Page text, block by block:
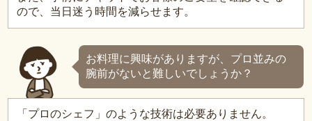
ので、当日迷う時間を減らせます。
お料理に興味がありますが、プロ並みの
腕前がないと難しいでしょうか？
「プロのシェフ」のような技術は必要ありません。